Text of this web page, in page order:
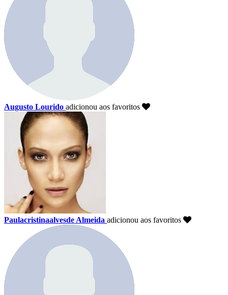
Augusto Lourido adicionou aos favoritos
Paulacristinaalvesde Almeida adicionou aos favoritos